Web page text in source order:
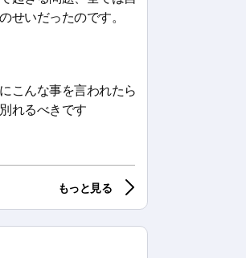
せいだったのです。
こんな事を言われたら
れるべきです
もっと見る